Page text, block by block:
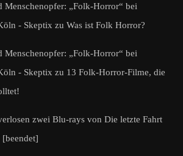
Menschenopfer: „Folk-Horror“ bei
- Skeptix zu Was ist Folk Horror?
Menschenopfer: „Folk-Horror“ bei
- Skeptix zu 13 Folk-Horror-Filme, die
zwei Blu-rays von Die letzte Fahrt